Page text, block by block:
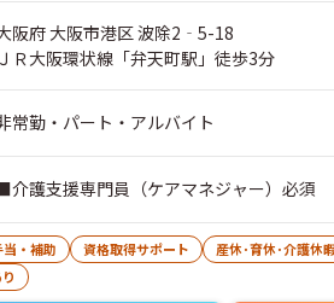
阪府 大阪市港区 波除2‐5-18
ＪＲ大阪環状線「弁天町駅」徒歩3分
常勤・パート・アルバイト
介護支援専門員（ケアマネジャー）必須
・補助 資格取得サポート
産休･育休･介護休